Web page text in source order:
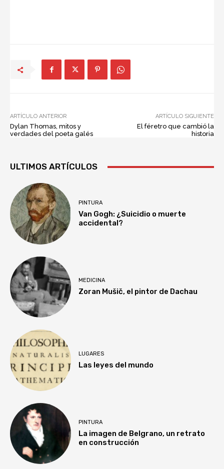
ARTÍCULO ANTERIOR
Dylan Thomas, mitos y
verdades del poeta galés
ARTÍCULO SIGUIENTE
El féretro que cambió la
historia
ULTIMOS ARTÍCULOS
PINTURA
Van Gogh: ¿Suicidio o muerte
accidental?
MEDICINA
Zoran Mušič, el pintor de Dachau
LUGARES
Las leyes del mundo
PINTURA
La imagen de Belgrano, un retrato
en construcción